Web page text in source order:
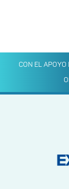
CON EL APOYO